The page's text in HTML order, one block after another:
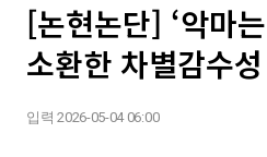
[논현논단] ‘악마
소환한 차별감수성
입력 2026-05-04 06:00